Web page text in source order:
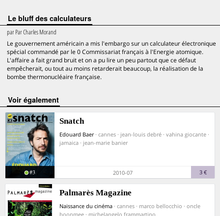
Le bluff des calculateurs
parPar Charles Morand
Le gouvernement américain a mis l'embargo sur un calculateur électronique
spécial commandé par le 0 Commissariat français à l'Energie atomique.
L'affaire a fait grand bruit et on a pu lire un peu partout que ce défaut
empêcherait, ou tout au moins retarderait beaucoup, la réalisation de la
bombe thermonucléaire française.
voir également
Snatch
Edouard Baer · cannes · jean-louis debré · vahina giocante ·
jamaica · jean-marie banier
#3 2010-07 3 €
Palmarès Magazine
Naissance du cinéma · cannes · marco bellocchio · oncle
boonmee · michelangelo frammartino